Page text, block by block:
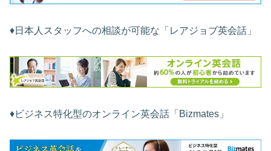
♦︎日本人スタッフへの相談が可能な「レアジョブ英会話」
♦︎ビジネス特化型のオンライン英会話「Bizmates」